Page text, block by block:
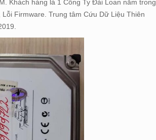
Khách hàng là 1 Công Ty Đài Loan nằm trong
Firmware. Trung tâm Cứu Dữ Liệu Thiên